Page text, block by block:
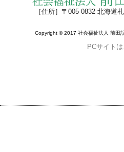
［住所］〒005-0832 北海道
Copyright © 2017 社会福祉法人 前田
PCサイト